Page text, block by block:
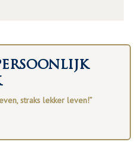
straks lekker leven!”